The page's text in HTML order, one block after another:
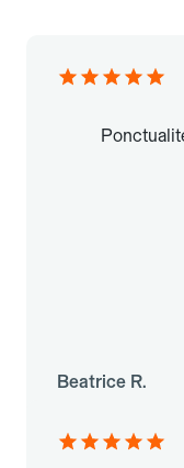
Beatrice R.